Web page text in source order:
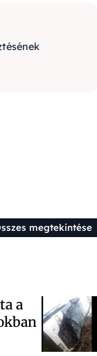
megtekintése
a